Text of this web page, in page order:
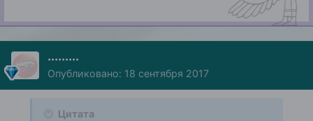
.........
Опубликовано: 18 сентября 2017
Цитата